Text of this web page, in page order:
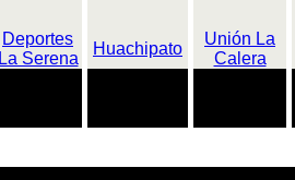
Deportes
La Serena
Huachipato
Unión La
Calera